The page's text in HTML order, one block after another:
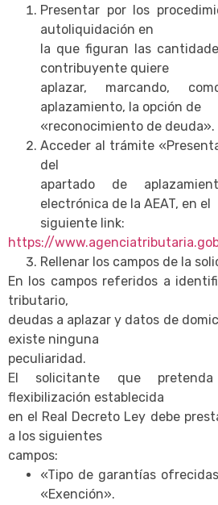
Presentar por los
autoliquidación en
la que figuran las
contribuyente quiere
aplazar, marcando,
aplazamiento, la opción de
«reconocimiento de deuda».
Acceder al trámite
del
apartado de
electrónica de la AEAT, en el
siguiente link:
https://
Rellenar los campos de la
En los campos referidos a
tributario,
deudas a aplazar y datos de
existe ninguna
peculiaridad.
El solicitante que
flexibilización establecida
en el Real Decreto Ley debe
a los siguientes
campos:
«Tipo de garantías
«Exención».